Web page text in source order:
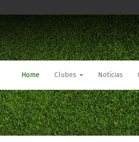
Home Clubes Notícias